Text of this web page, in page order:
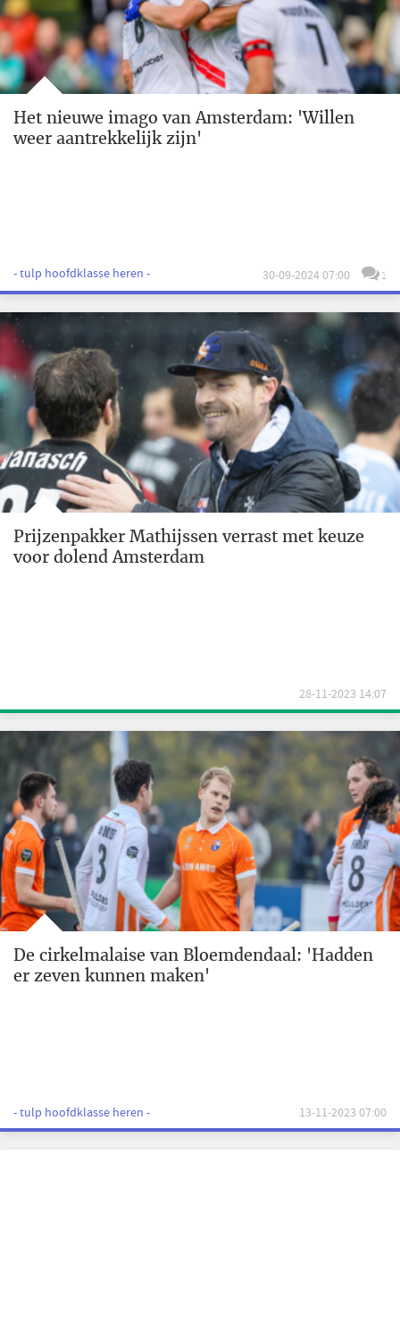
Het nieuwe imago van Amsterdam: 'Willen
weer aantrekkelijk zijn'
- tulp hoofdklasse heren - 30-09-2024 07:00 1
Prijzenpakker Mathijssen verrast met keuze
voor dolend Amsterdam
28-11-2023 14:07
De cirkelmalaise van Bloemdendaal: 'Hadden
er zeven kunnen maken'
- tulp hoofdklasse heren - 13-11-2023 07:00